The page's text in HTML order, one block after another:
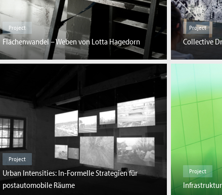
Project
Collective
Project
Flächenwandel – Weben von Lotta Hagedorn
Project
Urban Intensities: In-Formelle Strategien für
postautomobile Räume
Project